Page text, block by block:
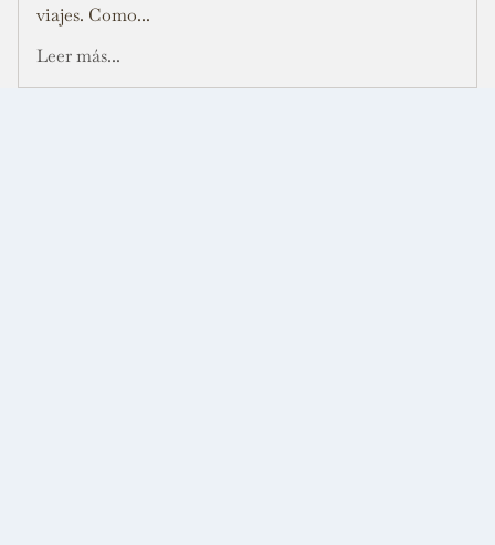
viajes. Como...
Leer más...